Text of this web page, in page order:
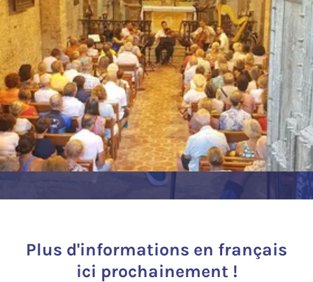
Plus d'informations en français
ici prochainement !